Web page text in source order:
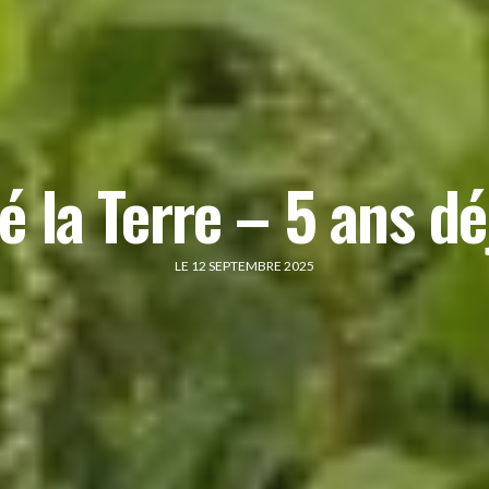
la Terre – 5 ans
LE 12 SEPTEMBRE 2025